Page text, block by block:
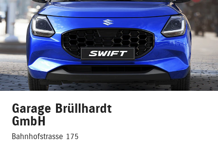
Garage Brüllhardt
GmbH
Bahnhofstrasse 175